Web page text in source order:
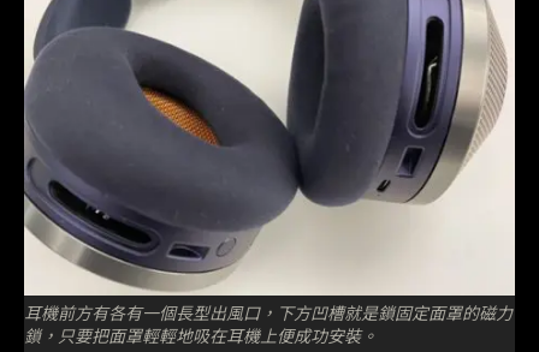
耳機前方有各有一個長型出風口，下方凹槽就是鎖固定面罩的磁力
鎖，只要把面罩輕輕地吸在耳機上便成功安裝。